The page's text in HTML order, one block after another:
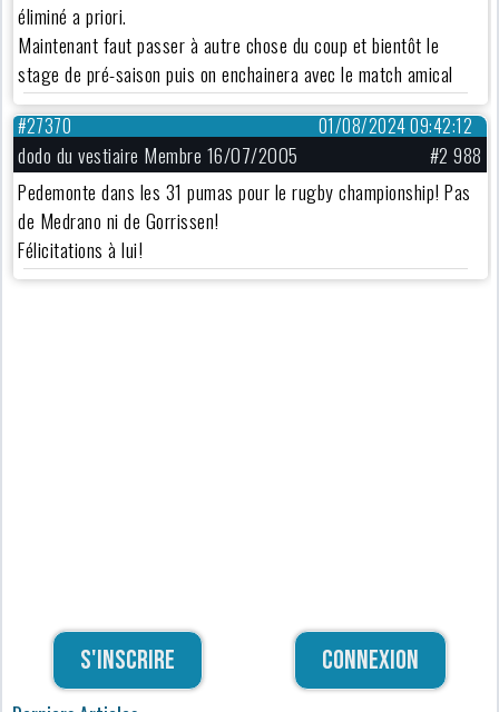
éliminé a priori.
Maintenant faut passer à autre chose du coup et bientôt le
stage de pré-saison puis on enchainera avec le match amical
01/08/2024 09:42:12
#27370
dodo du vestiaire Membre 16/07/2005
#2 988
Pedemonte dans les 31 pumas pour le rugby championship! Pas
de Medrano ni de Gorrissen!
Félicitations à lui!
S'inscrire Connexion